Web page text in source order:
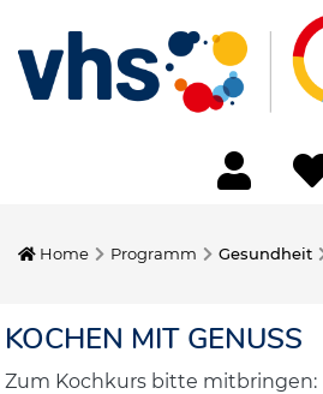
Home Programm Gesundheit
KOCHEN MIT GENUSS
Zum Kochkurs bitte mitbringen: